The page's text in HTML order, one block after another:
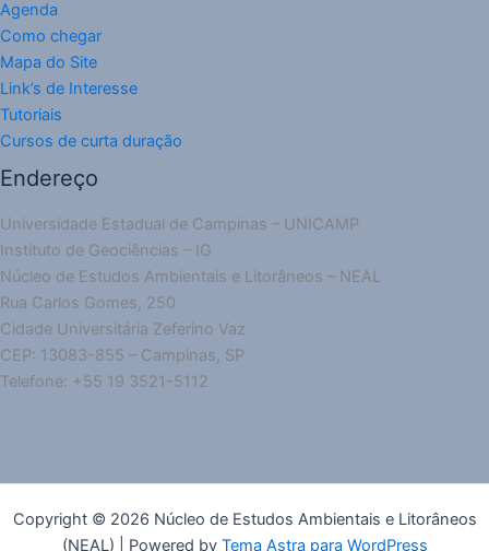
Agenda
Como chegar
Mapa do Site
Link’s de Interesse
Tutoriais
Cursos de curta duração
Endereço
Universidade Estadual de Campinas – UNICAMP
Instituto de Geociências – IG
Núcleo de Estudos Ambientais e Litorâneos – NEAL
Rua Carlos Gomes, 250
Cidade Universitária Zeferino Vaz
CEP: 13083-855 – Campinas, SP
Telefone: +55 19 3521-5112
Copyright © 2026 Núcleo de Estudos Ambientais e Litorâneos
(NEAL) | Powered by Tema Astra para WordPress